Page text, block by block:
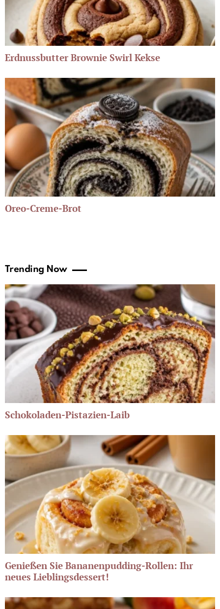
Erdnussbutter Brownie Swirl Kekse
Oreo-Creme-Brot
Trending Now
Schokoladen-Pistazien-Laib
Genießen Sie Bananenpudding-Rollen: Ihr
neues Lieblingsdessert!